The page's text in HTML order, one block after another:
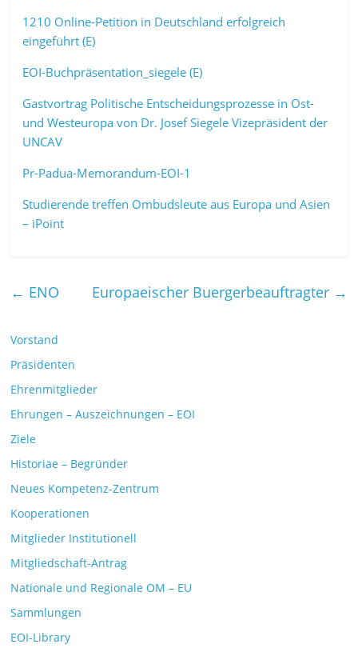
1210 Online-Petition in Deutschland erfolgreich
eingeführt (E)
EOI-Buchpräsentation_siegele (E)
Gastvortrag Politische Entscheidungsprozesse in Ost-
und Westeuropa von Dr. Josef Siegele Vizepräsident der
UNCAV
Pr-Padua-Memorandum-EOI-1
Studierende treffen Ombudsleute aus Europa und Asien
– iPoint
← ENO Europaeischer Buergerbeauftragter →
Vorstand
Präsidenten
Ehrenmitglieder
Ehrungen – Auszeichnungen – EOI
Ziele
Historiae – Begründer
Neues Kompetenz-Zentrum
Kooperationen
Mitglieder Institutionell
Mitgliedschaft-Antrag
Nationale und Regionale OM – EU
Sammlungen
EOI-Library